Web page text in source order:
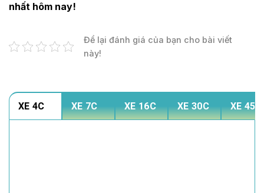
nhất hôm nay!
Để lại đánh giá của bạn cho bài viết
này!
XE 4C XE 7C XE 16C XE 30C XE 45C